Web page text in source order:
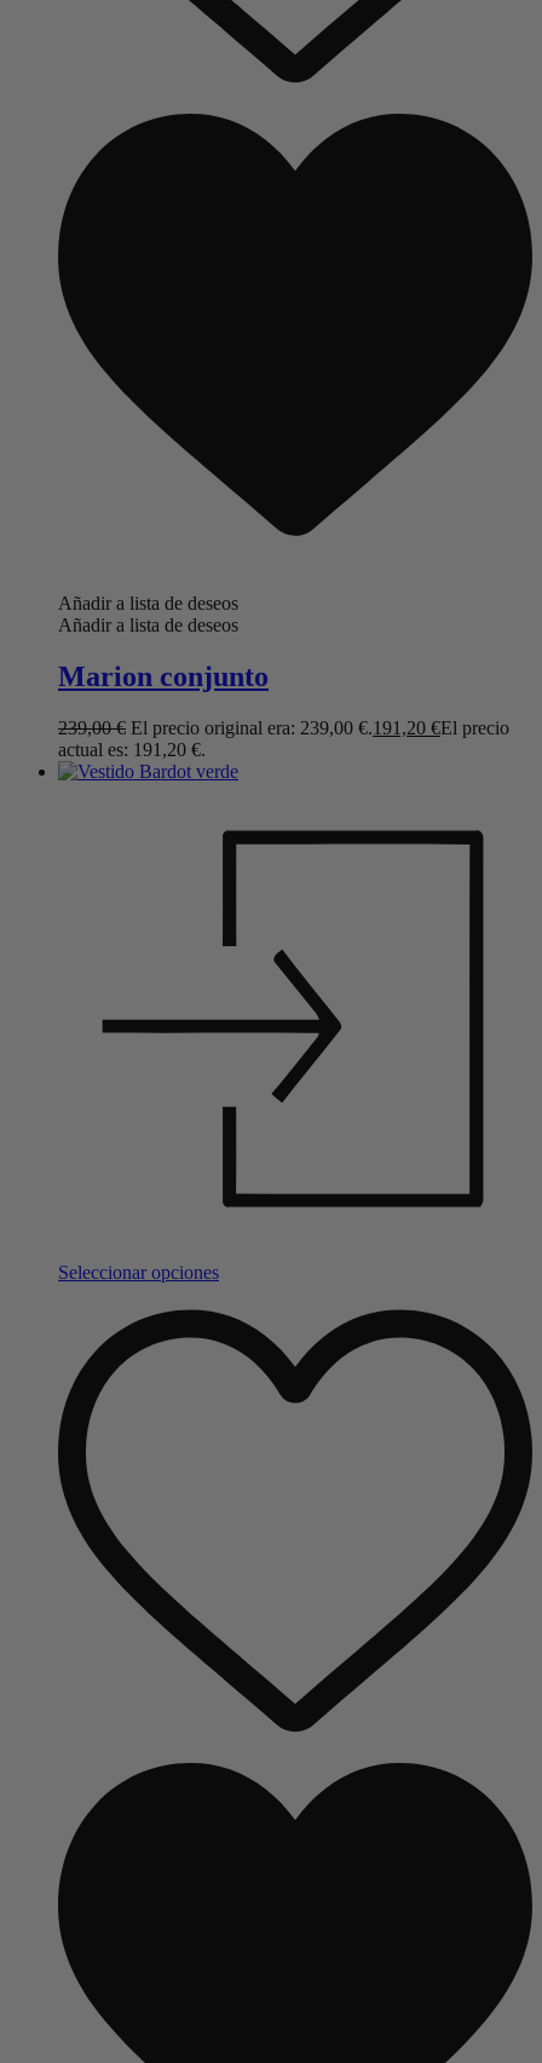
Añadir a lista de deseos
Añadir a lista de deseos
Marion conjunto
239,00€ El precio original era: 239,00 €.191,20 €El precio
actual es: 191,20 €.
Seleccionar opciones